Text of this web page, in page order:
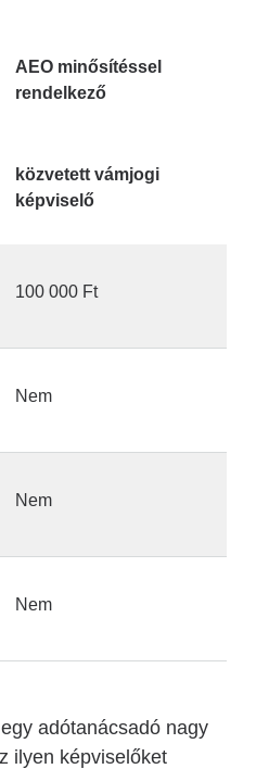
AEO minősítéssel
rendelkező
közvetett vámjogi
képviselő
100 000 Ft
Nem
Nem
Nem
adótanácsadó nagy
ilyen képviselőket